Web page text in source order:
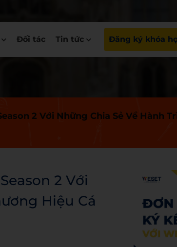
Đối tác Tin tức Đăng ký khóa
2 Với Những Chia Sẻ Về Hành
2 Với
Hiệu Cá